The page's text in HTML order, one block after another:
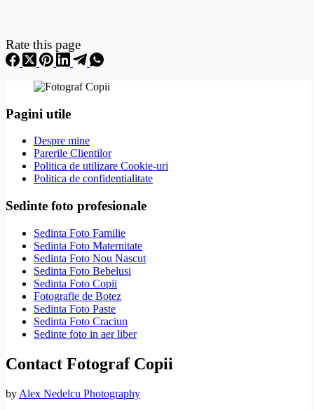
Rate this page
Pagini utile
Despre mine
Parerile Clientilor
Politica de utilizare Cookie-uri
Politica de confidentialitate
Sedinte foto profesionale
Sedinta Foto Familie
Sedinta Foto Maternitate
Sedinta Foto Nou Nascut
Sedinta Foto Bebelusi
Sedinta Foto Copii
Fotografie de Botez
Sedinta Foto Paste
Sedinta Foto Craciun
Sedinte foto in aer liber
Contact Fotograf Copii
by Alex Nedelcu Photography